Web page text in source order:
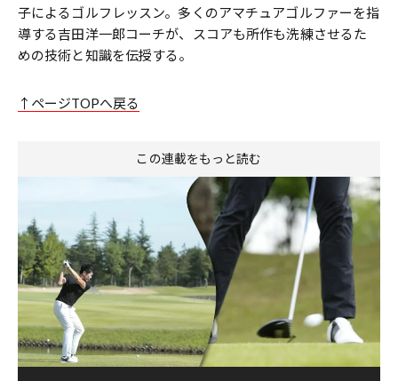
子によるゴルフレッスン。多くのアマチュアゴルファーを指
導する吉田洋一郎コーチが、スコアも所作も洗練させるた
めの技術と知識を伝授する。
↑ページTOPへ戻る
この連載をもっと読む